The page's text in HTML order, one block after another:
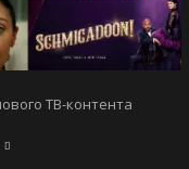
ТВ-контента